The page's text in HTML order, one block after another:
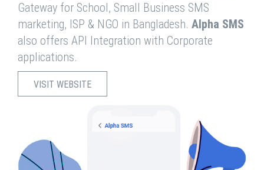
Gateway for School, Small Business SMS
marketing, ISP & NGO in Bangladesh. Alpha SMS
also offers API Integration with Corporate
applications.
VISIT WEBSITE